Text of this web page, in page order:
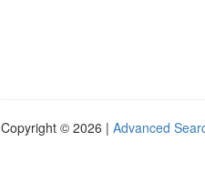
Copyright © 2026 | Advanced